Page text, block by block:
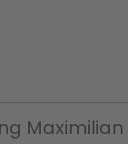
Maximilian